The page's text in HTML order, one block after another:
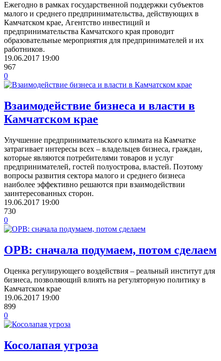
Ежегодно в рамках государственной поддержки субъектов
малого и среднего предпринимательства, действующих в
Камчатском крае, Агентство инвестиций и
предпринимательства Камчатского края проводит
образовательные мероприятия для предпринимателей и их
работников.
19.06.2017 19:00
967
0
Взаимодействие бизнеса и власти в
Камчатском крае
Улучшение предпринимательского климата на Камчатке
затрагивает интересы всех – владельцев бизнеса, граждан,
которые являются потребителями товаров и услуг
предпринимателей, гостей полуострова, властей. Поэтому
вопросы развития сектора малого и среднего бизнеса
наиболее эффективно решаются при взаимодействии
заинтересованных сторон.
19.06.2017 19:00
730
0
ОРВ: сначала подумаем, потом сделаем
Оценка регулирующего воздействия – реальный институт для
бизнеса, позволяющий влиять на регуляторную политику в
Камчатском крае
19.06.2017 19:00
899
0
Косолапая угроза